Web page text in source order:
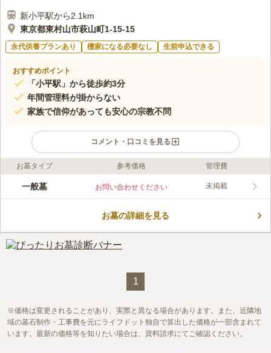
新小平駅から2.1km
東京都東村山市萩山町1-15-15
永代供養プランあり 檀家になる必要なし 生前申込できる
おすすめポイント
「小平駅」から徒歩約3分
年間管理料が掛からない
家族で信仰があっても安心の宗教不問
コメント・口コミを見る
ライフドット編集部のコメント
「小平駅」から徒歩3分というアクセス抜群の所にあります。禅
で、一度建立すれば子孫（後継者）がいなくとも寺院が永代に亘
あり、見慣れたものとは少し形が違う墓石が並んでおります。
口コミ評価
お墓タイプ 参考価格 管理費
一般墓 お問い合わせください 未掲載
お墓の詳細を見る
1
価格は変更されることがあり、実際と異なる場合があります。また、近隣地
域の墓石制作・工事費を元にライフドット独自で算出した価格が一部含まれて
います。最新の価格等を知りたい場合は、資料請求にてご確認ください。